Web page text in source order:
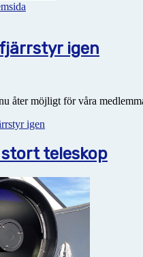
igen
åter möjligt för våra
igen
teleskop